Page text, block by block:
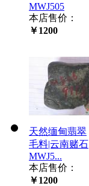
MWJ505
本店售价：
￥1200
天然缅甸翡翠
毛料|云南赌石
MWJ5...
本店售价：
￥1200